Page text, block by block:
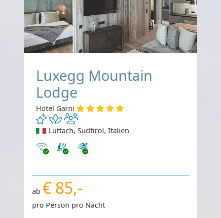
Luxegg Mountain
Lodge
Hotel Garni
Luttach, Südtirol, Italien
Internet
ab € 85,-
pro Person pro Nacht